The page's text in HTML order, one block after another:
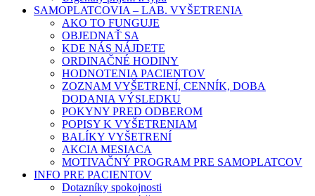
SAMOPLATCOVIA – LAB. VYŠETRENIA
AKO TO FUNGUJE
OBJEDNAŤ SA
KDE NÁS NÁJDETE
ORDINAČNÉ HODINY
HODNOTENIA PACIENTOV
ZOZNAM VYŠETRENÍ, CENNÍK, DOBA
DODANIA VÝSLEDKU
POKYNY PRED ODBEROM
POPISY K VYŠETRENIAM
BALÍKY VYŠETRENÍ
AKCIA MESIACA
MOTIVAČNÝ PROGRAM PRE SAMOPLATCOV
INFO PRE PACIENTOV
Dotazníky spokojnosti